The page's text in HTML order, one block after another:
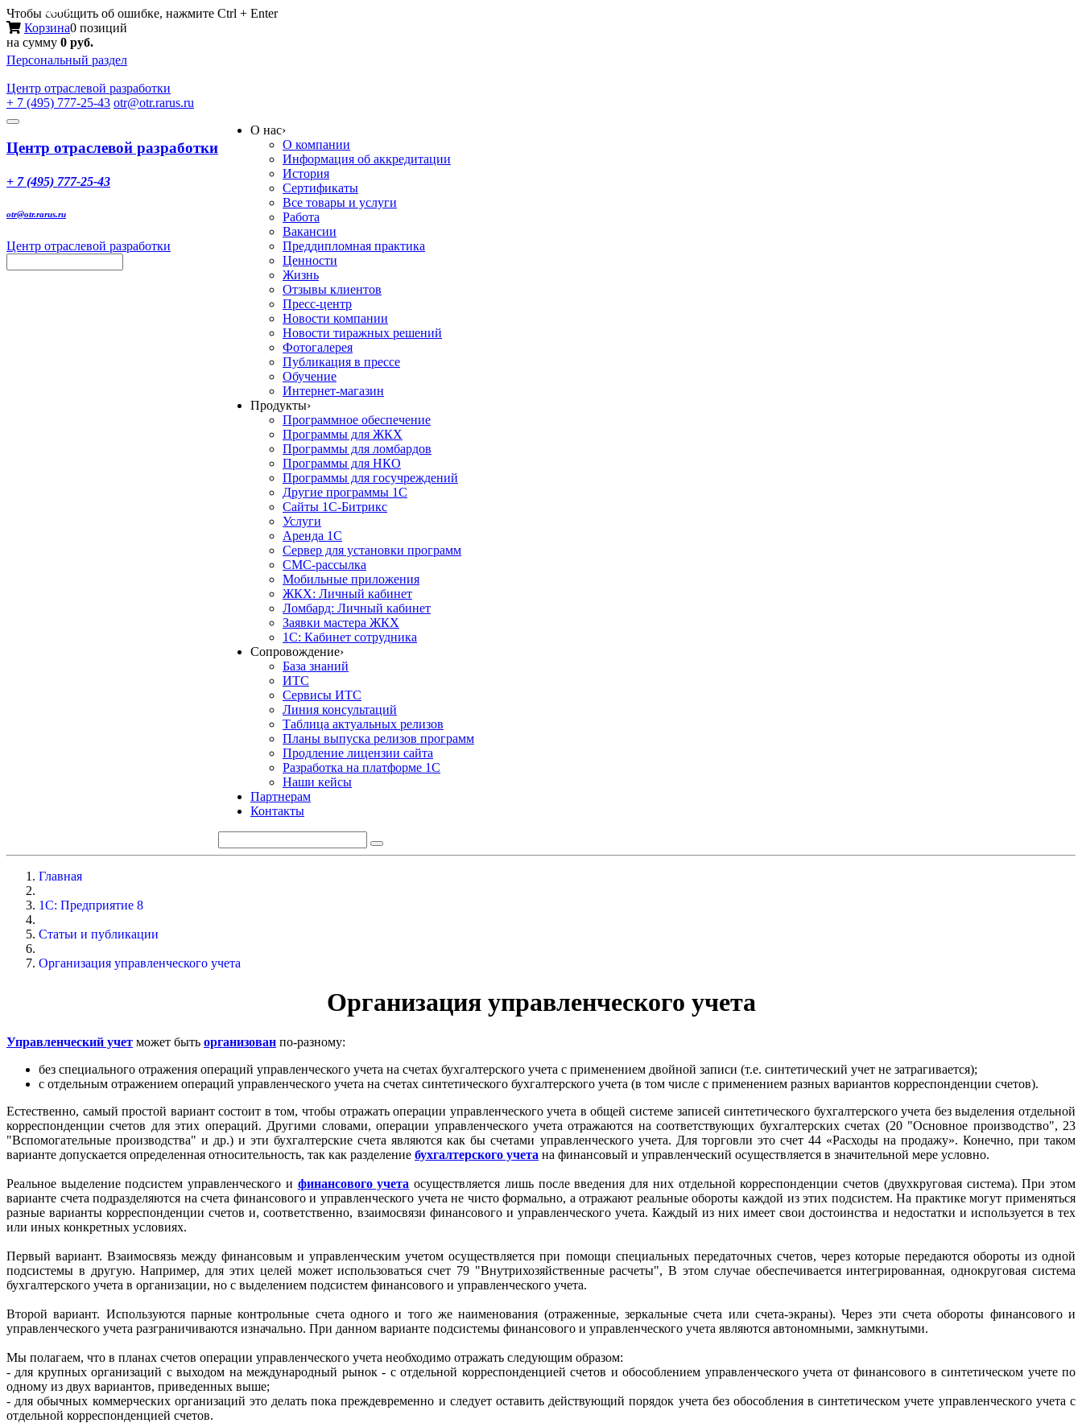
Чтобы сообщить об ошибке, нажмите Ctrl + Enter
Корзина0 позиций
на сумму 0 руб.
Персональный раздел
Центр отраслевой разработки
+ 7 (495) 777-25-43 otr@otr.rarus.ru
Toggle
Меню
Центр отраслевой разработки
+ 7 (495) 777-25-43
otr@otr.rarus.ru
Центр отраслевой разработки
О нас›
О компании
Информация об аккредитации
История
Сертификаты
Все товары и услуги
Работа
Вакансии
Преддипломная практика
Ценности
Жизнь
Отзывы клиентов
Пресс-центр
Новости компании
Новости тиражных решений
Фотогалерея
Публикация в прессе
Обучение
Интернет-магазин
Продукты›
Программное обеспечение
Программы для ЖКХ
Программы для ломбардов
Программы для НКО
Программы для госучреждений
Другие программы 1С
Сайты 1С-Битрикс
Услуги
Аренда 1С
Сервер для установки программ
СМС-рассылка
Мобильные приложения
ЖКХ: Личный кабинет
Ломбард: Личный кабинет
Заявки мастера ЖКХ
1С: Кабинет сотрудника
Сопровождение›
База знаний
ИТС
Сервисы ИТС
Линия консультаций
Таблица актуальных релизов
Планы выпуска релизов программ
Продление лицензии сайта
Разработка на платформе 1С
Наши кейсы
Партнерам
Контакты
Главная
1С: Предприятие 8
Статьи и публикации
Организация управленческого учета
Организация управленческого учета
Управленческий учет может быть организован по-разному:
без специального отражения операций управленческого учета на счетах бухгалтерского учета с применением двойной записи (т.е. синтетический учет не затрагивается);
с отдельным отражением операций управленческого учета на счетах синтетического бухгалтерского учета (в том числе с применением разных вариантов корреспонденции счетов).
Естественно, самый простой вариант состоит в том, чтобы отражать операции управленческого учета в общей системе записей синтетического бухгалтерского учета без выделения отдельной
корреспонденции счетов для этих операций. Другими словами, операции управленческого учета отражаются на соответствующих бухгалтерских счетах (20 "Основное производство", 23
"Вспомогательные производства" и др.) и эти бухгалтерские счета являются как бы счетами управленческого учета. Для торговли это счет 44 «Расходы на продажу». Конечно, при таком
варианте допускается определенная относительность, так как разделение бухгалтерского учета на финансовый и управленческий осуществляется в значительной мере условно.
Реальное выделение подсистем управленческого и финансового учета осуществляется лишь после введения для них отдельной корреспонденции счетов (двухкруговая система). При этом
варианте счета подразделяются на счета финансового и управленческого учета не чисто формально, а отражают реальные обороты каждой из этих подсистем. На практике могут применяться
разные варианты корреспонденции счетов и, соответственно, взаимосвязи финансового и управленческого учета. Каждый из них имеет свои достоинства и недостатки и используется в тех
или иных конкретных условиях.
Первый вариант. Взаимосвязь между финансовым и управленческим учетом осуществляется при помощи специальных передаточных счетов, через которые передаются обороты из одной
подсистемы в другую. Например, для этих целей может использоваться счет 79 "Внутрихозяйственные расчеты", В этом случае обеспечивается интегрированная, однокруговая система
бухгалтерского учета в организации, но с выделением подсистем финансового и управленческого учета.
Второй вариант. Используются парные контрольные счета одного и того же наименования (отраженные, зеркальные счета или счета-экраны). Через эти счета обороты финансового и
управленческого учета разграничиваются изначально. При данном варианте подсистемы финансового и управленческого учета являются автономными, замкнутыми.
Мы полагаем, что в планах счетов операции управленческого учета необходимо отражать следующим образом:
- для крупных организаций с выходом на международный рынок - с отдельной корреспонденцией счетов и обособлением управленческого учета от финансового в синтетическом учете по
одному из двух вариантов, приведенных выше;
- для обычных коммерческих организаций это делать пока преждевременно и следует оставить действующий порядок учета без обособления в синтетическом учете управленческого учета с
отдельной корреспонденцией счетов.